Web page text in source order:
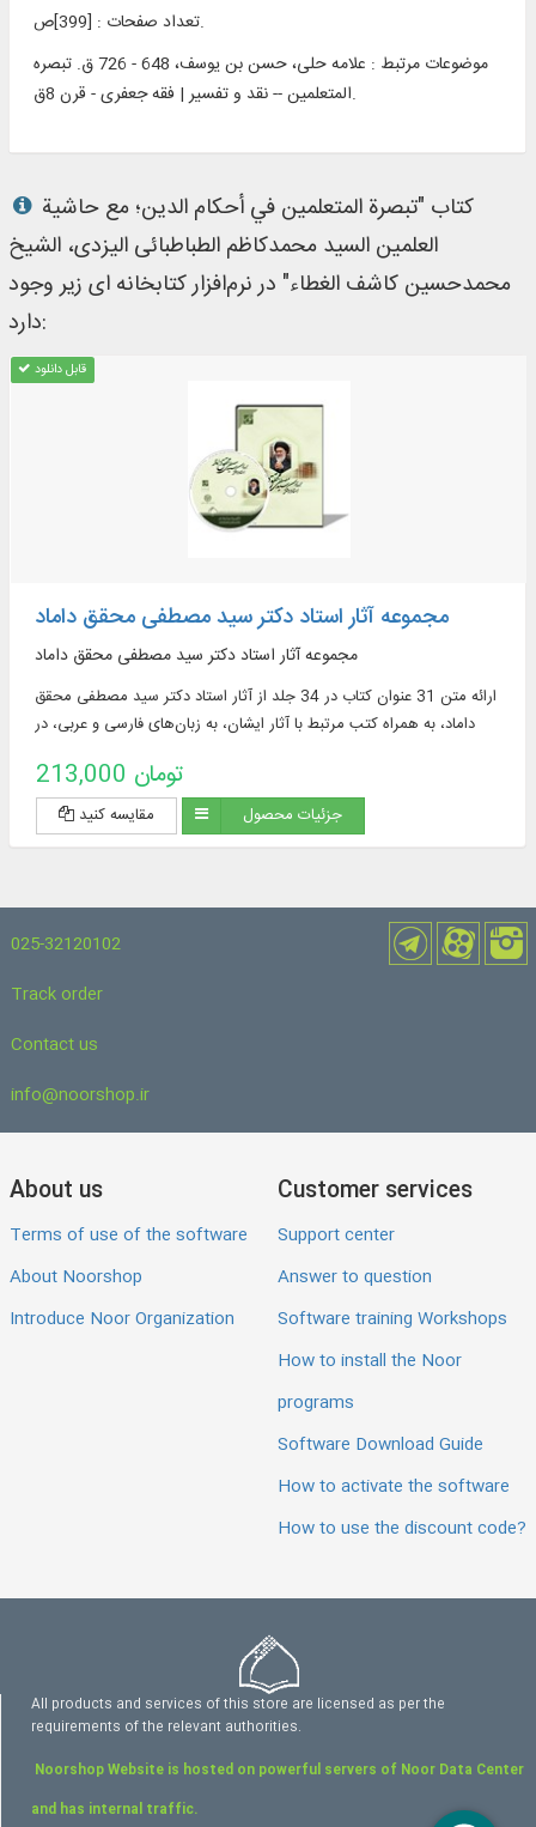
تعداد صفحات : [399]ص.
موضوعات مرتبط :
علامه حلی، حسن بن یوسف، 648 - 726 ق. تبصره
المتعلمین -- نقد و تفسیر | فقه جعفری - قرن 8ق.
العلمین السید محمدکاظم الطباطبائی الیزدی، الشیخ
محمدحسین کاشف الغطاء" در نرم‌افزار کتابخانه ای زیر وجود
دارد:
قابل دانلود
مجموعه آثار استاد دکتر سید مصطفی محقق داماد
مجموعه آثار استاد دکتر سید مصطفی محقق داماد
ارائه متن 31 عنوان کتاب در 34 جلد از آثار استاد دکتر سید مصطفی محقق
داماد، به همراه کتب مرتبط با آثار ایشان، به زبان‌های فارسی و عربی، در
213,000 تومان
مقایسه کنید جزئیات محصول
025-32120102
Track order
Contact us
info@noorshop.ir
About us
Terms of use of the software
About Noorshop
Introduce Noor Organization
Customer services
Support center
Answer to question
Software training Workshops
How to install the Noor
programs
Software Download Guide
How to activate the software
How to use the discount code?
All products and services of this store are licensed as per the
requirements of the relevant authorities.
Noorshop Website is hosted on powerful servers of Noor Data Center
and has internal traffic.